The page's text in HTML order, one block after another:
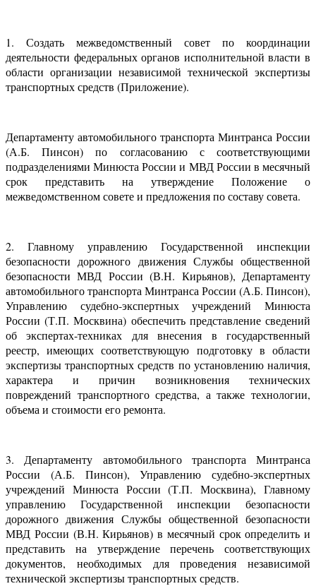
1. Создать межведомственный совет по координации
деятельности федеральных органов исполнительной власти в
области организации независимой технической экспертизы
транспортных средств (Приложение).
Департаменту автомобильного транспорта Минтранса России
(А.Б. Пинсон) по согласованию с соответствующими
подразделениями Минюста России и МВД России в месячный
срок представить на утверждение Положение о
межведомственном совете и предложения по составу совета.
2. Главному управлению Государственной инспекции
безопасности дорожного движения Службы общественной
безопасности МВД России (В.Н. Кирьянов), Департаменту
автомобильного транспорта Минтранса России (А.Б. Пинсон),
Управлению судебно-экспертных учреждений Минюста
России (Т.П. Москвина) обеспечить представление сведений
об экспертах-техниках для внесения в государственный
реестр, имеющих соответствующую подготовку в области
экспертизы транспортных средств по установлению наличия,
характера и причин возникновения технических
повреждений транспортного средства, а также технологии,
объема и стоимости его ремонта.
3. Департаменту автомобильного транспорта Минтранса
России (А.Б. Пинсон), Управлению судебно-экспертных
учреждений Минюста России (Т.П. Москвина), Главному
управлению Государственной инспекции безопасности
дорожного движения Службы общественной безопасности
МВД России (В.Н. Кирьянов) в месячный срок определить и
представить на утверждение перечень соответствующих
документов, необходимых для проведения независимой
технической экспертизы транспортных средств.